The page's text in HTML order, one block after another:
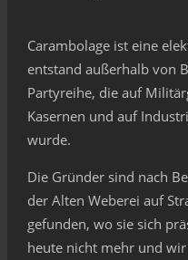
Carambolage ist eine
entstand außerhalb von
Partyreihe, die auf
Kasernen und auf
wurde.
Die Gründer sind nach
der Alten Weberei auf
gefunden, wo sie sich
heute nicht mehr und